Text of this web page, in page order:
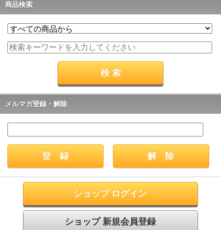
商品検索
メルマガ登録・解除
ショップ ログイン
ショップ 新規会員登録